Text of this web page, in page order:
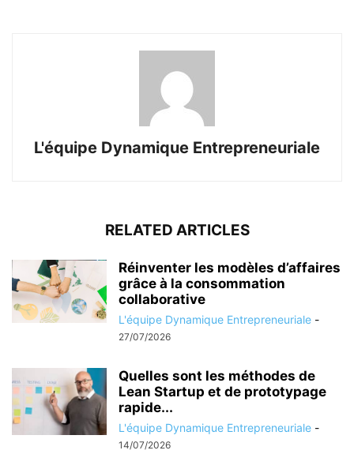
L'équipe Dynamique Entrepreneuriale
RELATED ARTICLES
Réinventer les modèles d’affaires
grâce à la consommation
collaborative
L'équipe Dynamique Entrepreneuriale -
27/07/2026
Quelles sont les méthodes de
Lean Startup et de prototypage
rapide...
L'équipe Dynamique Entrepreneuriale -
14/07/2026